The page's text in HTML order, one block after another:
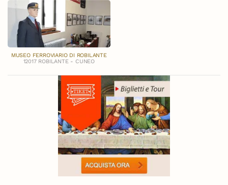
MUSEO FERROVIARIO DI ROBILANTE
12017 ROBILANTE - CUNEO